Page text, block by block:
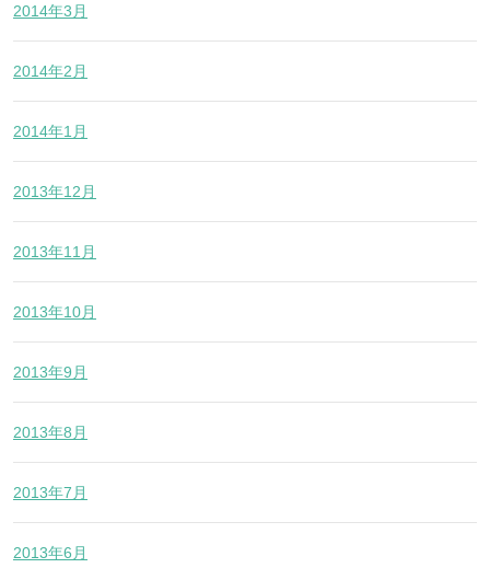
2014年3月
2014年2月
2014年1月
2013年12月
2013年11月
2013年10月
2013年9月
2013年8月
2013年7月
2013年6月